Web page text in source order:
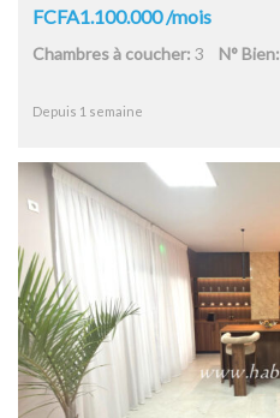
FCFA1.100.000 /mois
Chambres à coucher: 3 N° Bien:
Depuis 1 semaine